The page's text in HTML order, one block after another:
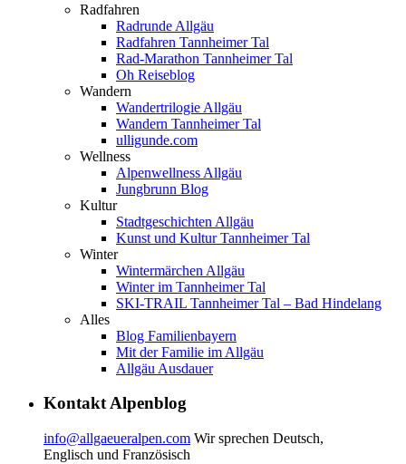
Radfahren
Radrunde Allgäu
Radfahren Tannheimer Tal
Rad-Marathon Tannheimer Tal
Oh Reiseblog
Wandern
Wandertrilogie Allgäu
Wandern Tannheimer Tal
ulligunde.com
Wellness
Alpenwellness Allgäu
Jungbrunn Blog
Kultur
Stadtgeschichten Allgäu
Kunst und Kultur Tannheimer Tal
Winter
Wintermärchen Allgäu
Winter im Tannheimer Tal
SKI-TRAIL Tannheimer Tal – Bad Hindelang
Alles
Blog Familienbayern
Mit der Familie im Allgäu
Allgäu Ausdauer
Kontakt Alpenblog
info@allgaeueralpen.com Wir sprechen Deutsch,
Englisch und Französisch